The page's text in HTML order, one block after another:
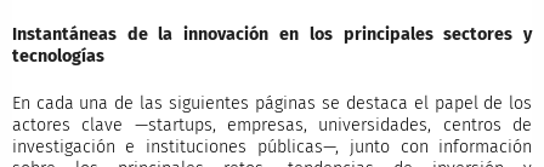
Instantáneas de la innovación en los principales sectores y
tecnologías
En cada una de las siguientes páginas se destaca el papel de los
actores clave —startups, empresas, universidades, centros de
investigación e instituciones públicas—, junto con información